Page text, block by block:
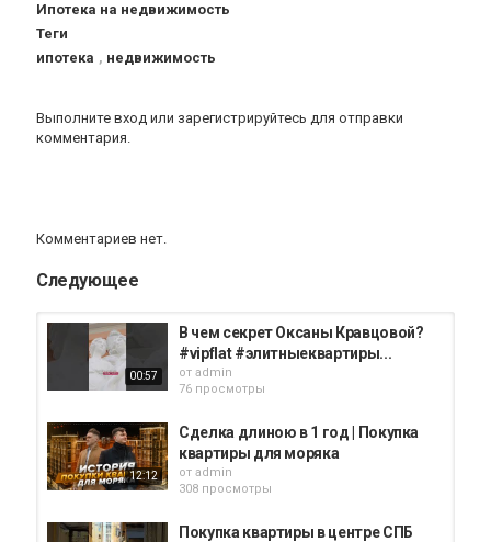
Ипотека на недвижимость
Теги
ипотека , недвижимость
Выполните вход или зарегистрируйтесь для отправки
комментария.
Комментариев нет.
Следующее
00:57
В чем секрет Оксаны Кравцовой?
#vipflat #элитныеквартиры...
от admin
76 просмотры
12:12
Сделка длиною в 1 год | Покупка
квартиры для моряка
от admin
308 просмотры
Покупка квартиры в центре СПБ